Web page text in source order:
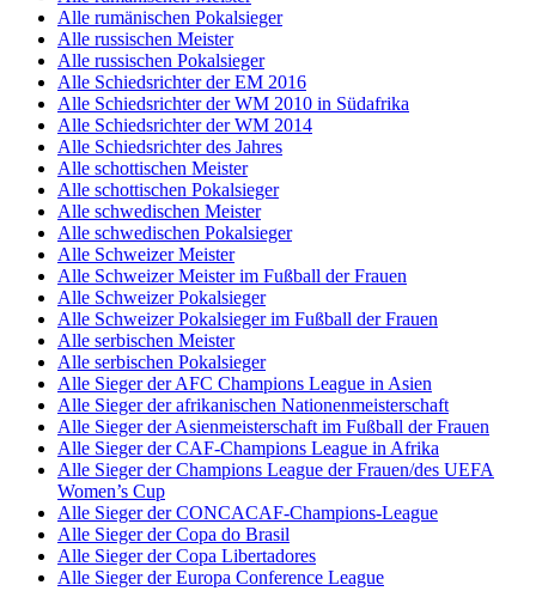
Alle rumänischen Pokalsieger
Alle russischen Meister
Alle russischen Pokalsieger
Alle Schiedsrichter der EM 2016
Alle Schiedsrichter der WM 2010 in Südafrika
Alle Schiedsrichter der WM 2014
Alle Schiedsrichter des Jahres
Alle schottischen Meister
Alle schottischen Pokalsieger
Alle schwedischen Meister
Alle schwedischen Pokalsieger
Alle Schweizer Meister
Alle Schweizer Meister im Fußball der Frauen
Alle Schweizer Pokalsieger
Alle Schweizer Pokalsieger im Fußball der Frauen
Alle serbischen Meister
Alle serbischen Pokalsieger
Alle Sieger der AFC Champions League in Asien
Alle Sieger der afrikanischen Nationenmeisterschaft
Alle Sieger der Asienmeisterschaft im Fußball der Frauen
Alle Sieger der CAF-Champions League in Afrika
Alle Sieger der Champions League der Frauen/des UEFA
Women’s Cup
Alle Sieger der CONCACAF-Champions-League
Alle Sieger der Copa do Brasil
Alle Sieger der Copa Libertadores
Alle Sieger der Europa Conference League